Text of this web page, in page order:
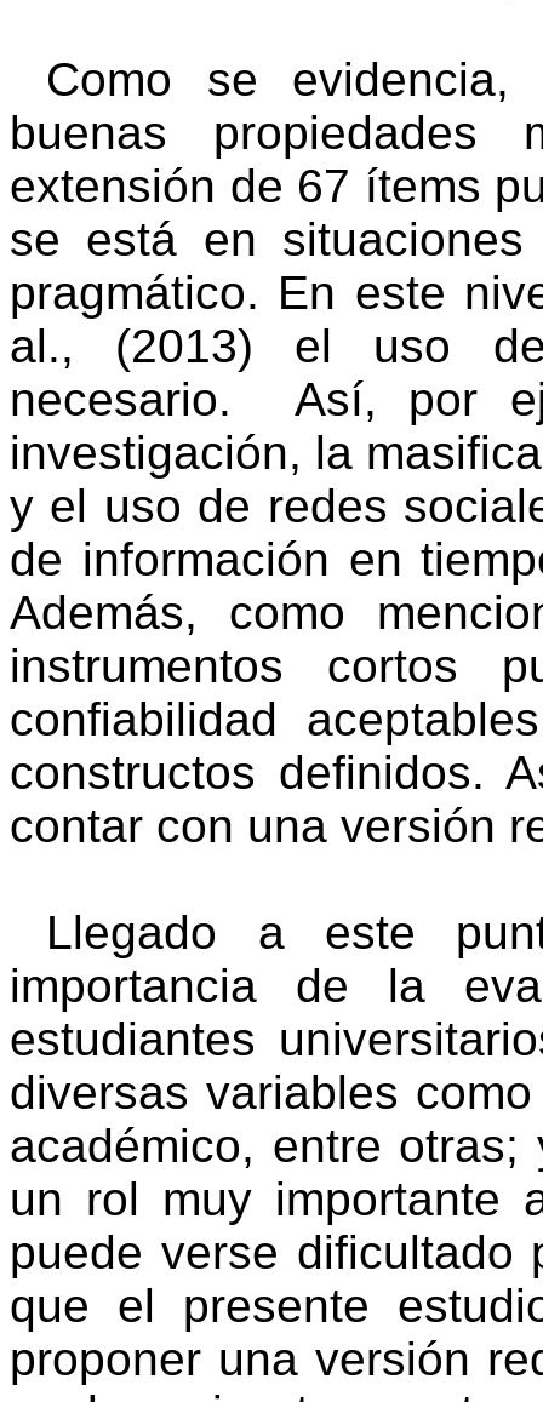
Como se evidencia,
buenas propiedades
extensión de 67 ítems
se está en
pragmático. En este
al., (2013) el uso
necesario.
Así, por
investigación, la
y el uso de redes
de información en
Además, como
instrumentos cortos
confiabilidad
constructos definidos.
contar con una versión
Llegado a este
importancia de la
estudiantes
diversas variables
académico, entre
un rol muy importante
puede verse dificultado
que el presente
proponer una versión